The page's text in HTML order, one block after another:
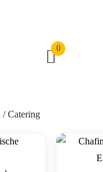
0
/ Catering